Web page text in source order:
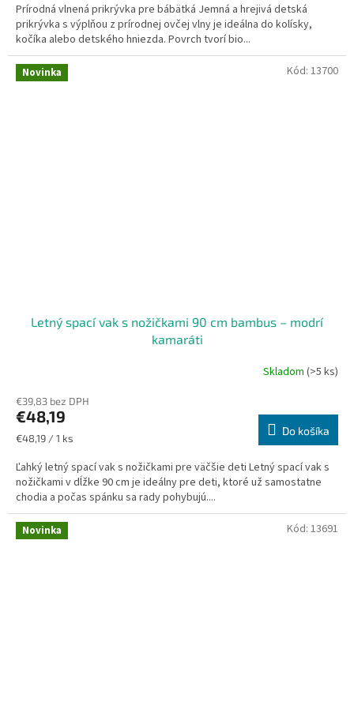
Prírodná vlnená prikrývka pre bábätká Jemná a hrejivá detská
prikrývka s výplňou z prírodnej ovčej vlny je ideálna do kolísky,
kočíka alebo detského hniezda. Povrch tvorí bio...
Novinka
Letný spací vak s nožičkami 90 cm bambus – modrí
kamaráti
Skladom (>5 ks)
€39,83 bez DPH
€48,19
Jednotková
€48,19 / 1 ks
Do košíka
Ľahký letný spací vak s nožičkami pre väčšie deti Letný spací vak s
nožičkami v dĺžke 90 cm je ideálny pre deti, ktoré už samostatne
chodia a počas spánku sa rady pohybujú....
Kód: 13700
Novinka Kód: 13691